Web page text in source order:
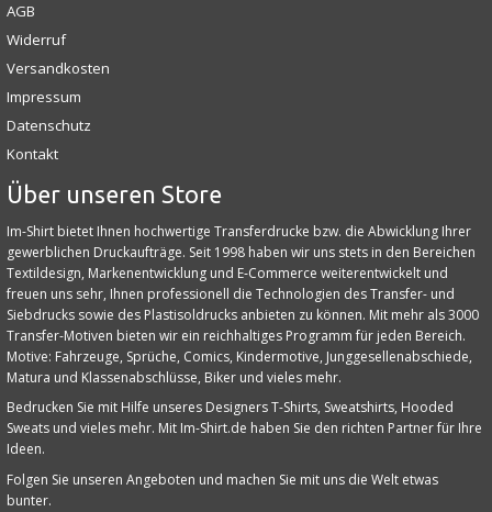
AGB
Widerruf
Versandkosten
Impressum
Datenschutz
Kontakt
Über unseren Store
Im-Shirt bietet Ihnen hochwertige Transferdrucke bzw. die Abwicklung Ihrer
gewerblichen Druckaufträge. Seit 1998 haben wir uns stets in den Bereichen
Textildesign, Markenentwicklung und E‑Commerce weiterentwickelt und
freuen uns sehr, Ihnen professionell die Technologien des Transfer- und
Siebdrucks sowie des Plastisoldrucks anbieten zu können. Mit mehr als 3000
Transfer-Motiven bieten wir ein reichhaltiges Programm für jeden Bereich.
Motive: Fahrzeuge, Sprüche, Comics, Kindermotive, Junggesellenabschiede,
Matura und Klassenabschlüsse, Biker und vieles mehr.
Bedrucken Sie mit Hilfe unseres Designers T-Shirts, Sweatshirts, Hooded
Sweats und vieles mehr. Mit Im-Shirt.de haben Sie den richten Partner für Ihre
Ideen.
Folgen Sie unseren Angeboten und machen Sie mit uns die Welt etwas
bunter.